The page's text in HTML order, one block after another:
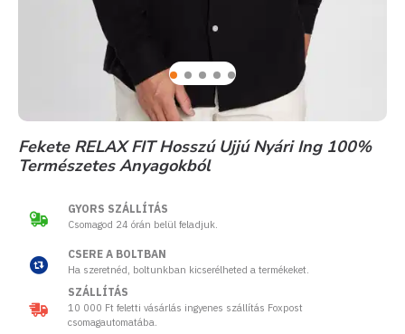
Fekete RELAX FIT Hosszú Ujjú Nyári Ing 100%
Természetes Anyagokból
GYORS SZÁLLÍTÁS
Csomagod 24 órán belül feladjuk.
CSERE A BOLTBAN
Ha szeretnéd, boltunkban kicserélheted a termékeket.
SZÁLLÍTÁS
10 000 Ft feletti vásárlás ingyenes szállítás Foxpost
csomagautomatába.